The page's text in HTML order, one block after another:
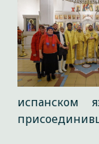
испанском